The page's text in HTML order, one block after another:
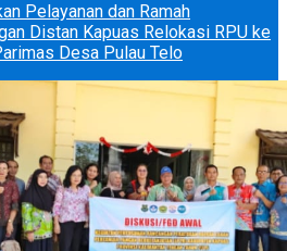
Pelayanan dan Ramah
Distan Kapuas Relokasi RPU ke
Desa Pulau Telo